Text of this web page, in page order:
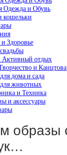
Одежда и Обувь
кошельки
и Здоровье
Активный отдых
и
дома и сада
животных
и Техника
и аксессуары
образы